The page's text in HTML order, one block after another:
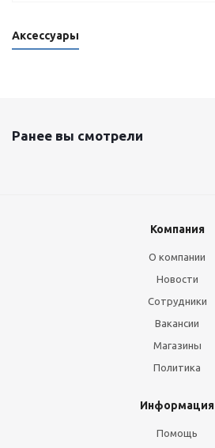
Аксессуары
Ранее вы смотрели
Компания
О компании
Новости
Сотрудники
Вакансии
Магазины
Политика
Информация
Помощь